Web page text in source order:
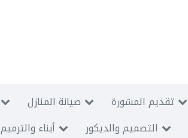
صيانة المنازل تقديم المشورة
أبناء والترميم التصميم والديكور